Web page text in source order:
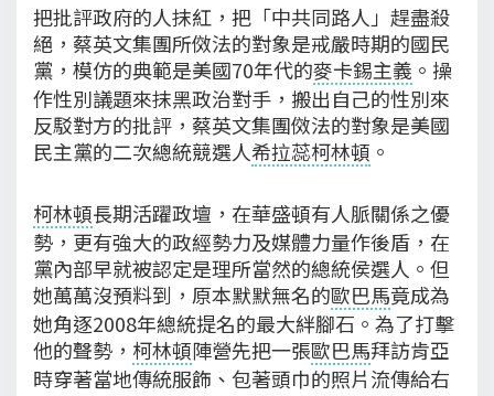
把批評政府的人抹紅，把「中共同路人」趕盡殺
絕，蔡英文集團所傚法的對象是戒嚴時期的國民
黨，模仿的典範是美國70年代的麥卡錫主義 。操
作性別議題來抹黑政治對手，搬出自己的性別來
反駁對方的批評，蔡英文集團傚法的對象是美國
民主黨的二次總統競選人希拉蕊柯林頓 。
柯林頓長期活躍政壇，在華盛頓有人脈關係之優
勢，更有強大的政經勢力及媒體力量作後盾，在
黨內部早就被認定是理所當然的總統侯選人。但
她萬萬沒預料到，原本默默無名的歐巴馬竟成為
她角逐2008年總統提名的最大絆腳石。為了打擊
他的聲勢， 柯林頓陣營先把一張歐巴馬拜訪肯亞
時穿著當地傳統服飾、包著頭巾的照片流傳給右